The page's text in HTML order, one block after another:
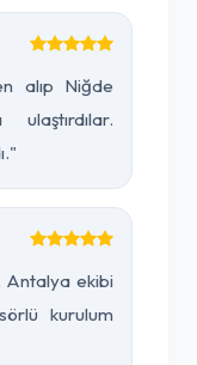
alıp Niğde
Antalya ekibi
kurulum